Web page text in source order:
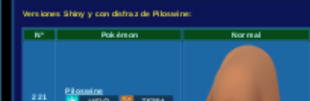
Versiones Shiny y con disfraz de Piloswine:
Nº Pokémon Normal
221
Piloswine